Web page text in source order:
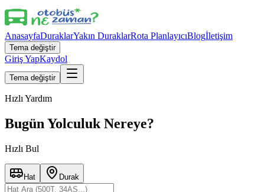
AnasayfaDuraklarYakın DuraklarRota PlanlayıcıBlogİletişim
Tema değiştir
Giriş YapKaydol
Tema değiştir
Hızlı Yardım
Bugün Yolculuk Nereye?
Hızlı Bul
Hat Durak